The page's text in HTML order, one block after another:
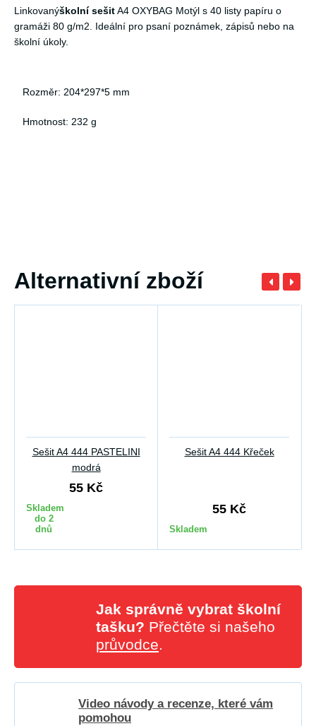
Linkovanýškolní sešitA4 OXYBAG Motýl s 40 listy papíru o
gramáži 80 g/m2. Ideální pro psaní poznámek, zápisů nebo na
školní úkoly.
Rozměr: 204*297*5 mm
Hmotnost: 232 g
Alternativní zboží
Sešit A4 444 PASTELINI
modrá
55 Kč
Skladem
do 2
dnů
Sešit A4 444 Křeček
55 Kč
Skladem
Jak správně vybrat školní
tašku? Přečtěte si našeho
průvodce.
Video návody a recenze, které vám
pomohou